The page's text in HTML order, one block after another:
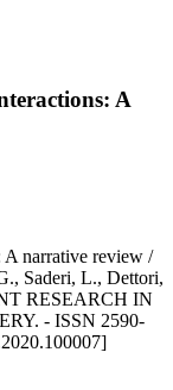
A
A narrative review /
Saderi, L., Dettori,
RESEARCH IN
- ISSN 2590-